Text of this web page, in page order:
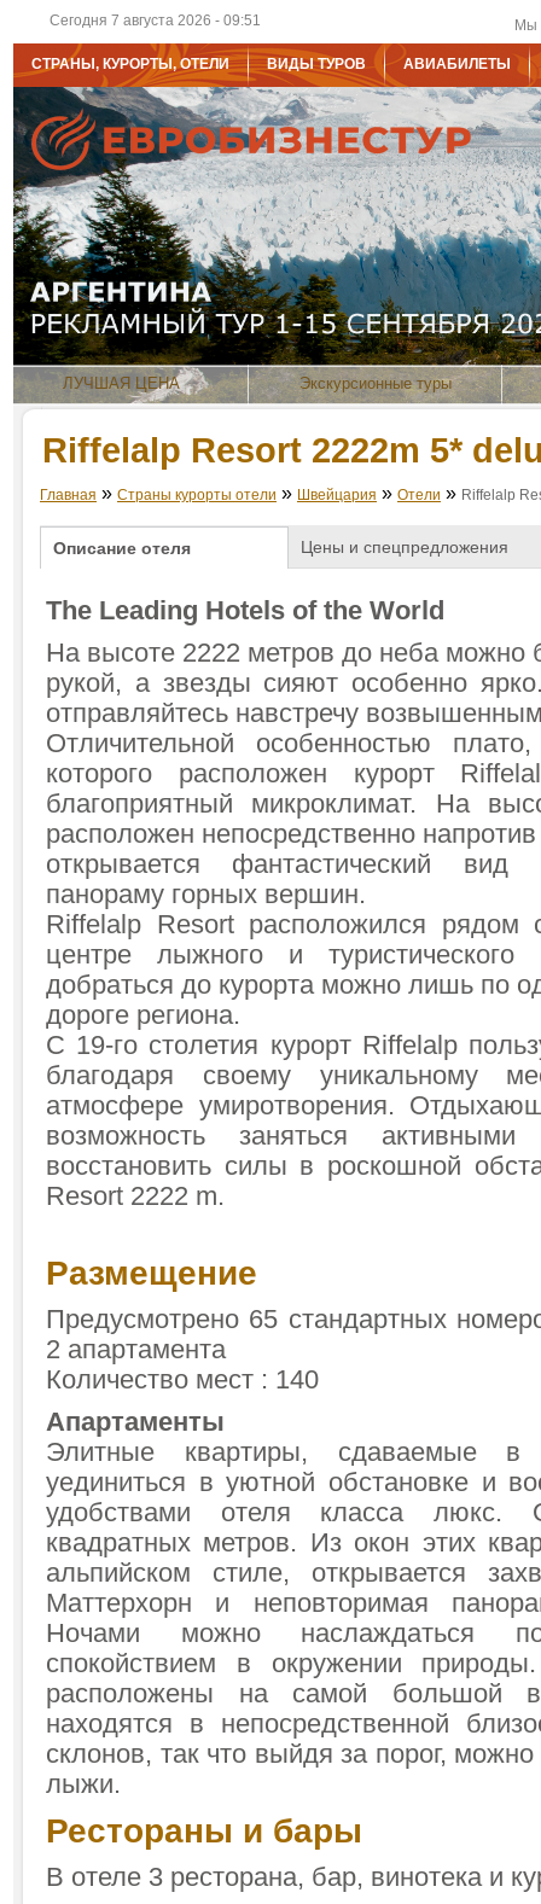
Сегодня 7 августа 2026 - 09:51 Мы
СТРАНЫ, КУРОРТЫ, ОТЕЛИ ВИДЫ ТУРОВ АВИАБИЛЕТЫ
ЛУЧШАЯ ЦЕНА Экскурсионные туры
Riffelalp Resort 2222m 5*
Главная » Страны курорты отели » Швейцария » Отели » Riffelalp
Описание отеля Цены и спецпредложения
The Leading Hotels of the World
На высоте 2222 метров до неба можно
рукой, а звезды сияют особенно
отправляйтесь навстречу
Отличительной особенностью
которого расположен курорт
благоприятный микроклимат. На
расположен непосредственно
открывается фантастический
панораму горных вершин.
Riffelalp Resort расположился
центре лыжного и туристического
добраться до курорта можно лишь по
дороге региона.
С 19-го столетия курорт Riffelalp
благодаря своему уникальному
атмосфере умиротворения.
возможность заняться
восстановить силы в роскошной
Resort 2222 m.
Размещение
Предусмотрено 65 стандартных
2 апартамента
Количество мест : 140
Апартаменты
Элитные квартиры, сдаваемые в
уединиться в уютной обстановке и
удобствами отеля класса люкс.
квадратных метров. Из окон этих
альпийском стиле, открывается
Маттерхорн и неповторимая
Ночами можно наслаждаться
спокойствием в окружении
расположены на самой большой
находятся в непосредственной
склонов, так что выйдя за порог, можно
лыжи.
Рестораны и бары
В отеле 3 ресторана, бар, винотека и